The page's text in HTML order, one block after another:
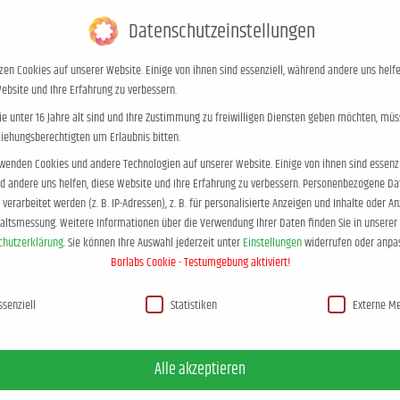
Kontakt
Autor Elternratgeber
Warum
sind
10,60€
Datenschutzeinstellungen
Cookies auf unserer Website. Einige von ihnen sind essenziell, während andere uns
und Ihre Erfahrung zu verbessern.
unter 16 Jahre alt sind und Ihre Zustimmung zu freiwilligen Diensten geben möchten,
um Erlaubnis bitten.
Cookies und andere Technologien auf unserer Website. Einige von ihnen sind
andere uns helfen, diese Website und Ihre Erfahrung zu verbessern.Personenbezogene
werden (z. B. IP-Adressen), z. B. für personalisierte Anzeigen und Inhalte oder
Weitere Informationen über die Verwendung Ihrer Daten finden Sie in unserer
.Sie können Ihre Auswahl jederzeit unterEinstellungenwiderrufen oder
Borlabs Cookie - Testumgebung aktiviert!
Statistiken Externe
Alle akzeptieren